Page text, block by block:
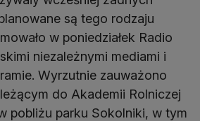
są tego rodzaju
w poniedziałek Radio
niezależnymi mediami i
Wyrzutnie zauważono
do Akademii Rolniczej
pobliżu parku Sokolniki, w tym